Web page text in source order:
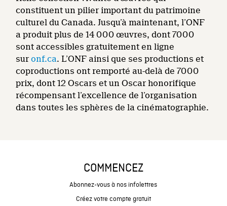
constituent un pilier important du patrimoine
culturel du Canada. Jusqu’à maintenant, l’ONF
a produit plus de 14 000 œuvres, dont 7000
sont accessibles gratuitement en ligne
suronf.ca. L’ONF ainsi que ses productions et
coproductions ont remporté au-delà de 7000
prix, dont 12 Oscars et un Oscar honorifique
récompensant l’excellence de l’organisation
dans toutes les sphères de la cinématographie.
COMMENCEZ
Abonnez-vous à nos infolettres
Créez votre compte gratuit